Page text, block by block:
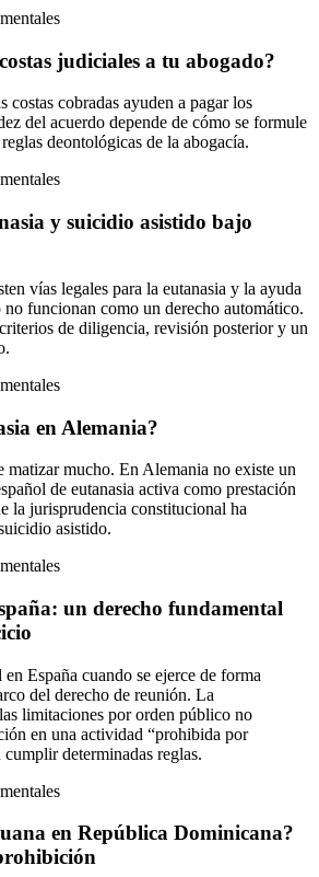
judiciales a tu abogado?
costas cobradas ayuden a pagar los
del acuerdo depende de cómo se formule
deontológicas de la abogacía.
y suicidio asistido bajo
vías legales para la eutanasia y la ayuda
funcionan como un derecho automático.
de diligencia, revisión posterior y un
en Alemania?
matizar mucho. En Alemania no existe un
de eutanasia activa como prestación
la jurisprudencia constitucional ha
asistido.
un derecho fundamental
España cuando se ejerce de forma
del derecho de reunión. La
limitaciones por orden público no
en una actividad “prohibida por
determinadas reglas.
en República Dominicana?